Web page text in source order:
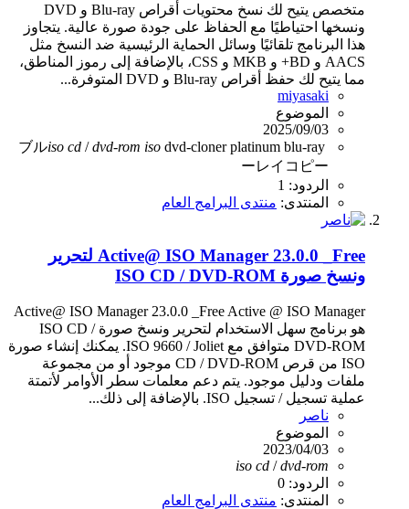
متخصص يتيح لك نسخ محتويات أقراص Blu-ray و DVD
ونسخها احتياطيًا مع الحفاظ على جودة صورة عالية. يتجاوز
هذا البرنامج تلقائيًا وسائل الحماية الرئيسية ضد النسخ مثل
AACS و BD+ و MKB و CSS، بالإضافة إلى رموز المناطق،
مما يتيح لك حفظ أقراص Blu-ray و DVD المتوفرة...
miyasaki
الموضوع
2025/09/03
blu-ray
dvd-cloner platinum
iso
iso cd /dvd-rom
ブル
ーレイコピー
الردود: 1
المنتدى: منتدى البرامج العام
Active@ ISO Manager 23.0.0 _Free لتحرير
ونسخ صورة ISO CD / DVD-ROM
Active@ ISO Manager 23.0.0 _Free Active @ ISO Manager
هو برنامج سهل الاستخدام لتحرير ونسخ صورة ISO CD /
DVD-ROM متوافق مع ISO 9660 / Joliet. يمكنك إنشاء صورة
ISO من قرص CD / DVD-ROM موجود أو من مجموعة
ملفات ودليل موجود. يتم دعم معلمات سطر الأوامر لأتمتة
عملية تسجيل / تسجيل ISO. بالإضافة إلى ذلك...
ناصر
الموضوع
2023/04/03
iso cd /dvd-rom
الردود: 0
المنتدى: منتدى البرامج العام